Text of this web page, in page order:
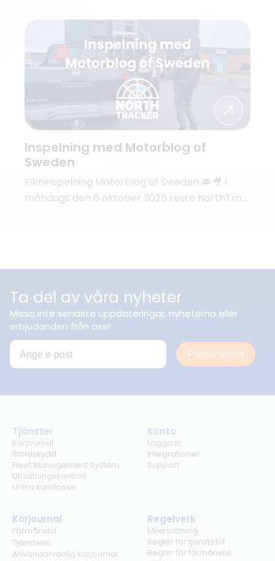
Inspelning med Motorblog of
Sweden
Filminspelning Motorblog of Sweden 🚘 🎥 I
måndags den 6 oktober 2025 reste NorthTra...
Ta del av våra nyheter
Missa inte senaste uppdateringar, nyheterna eller
erbjudanden från oss!
Prenumerera
Tjänster
Körjournal
Stöldskydd
Fleet Management System
Utrustningskontroll
Unika kundcase
Konto
Logga in
Integrationer
Support
Körjournal
Förmånsbil
Tjänstebil
Användarvänlig körjournal
Regelverk
Milersättning
Regler för tjänstebil
Regler för förmånsbil